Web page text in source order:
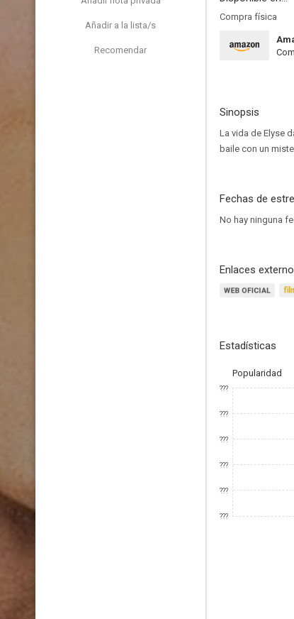
Añadir a la lista/s
Recomendar
Compra física
Sinopsis
La vida de Elyse
baile con un
Fechas de
No hay ninguna
Enlaces
Estadísticas
Popularidad
???
???
???
???
???
???